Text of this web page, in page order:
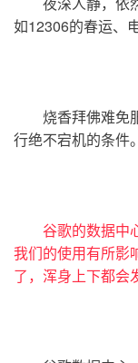
如12306的春运、
行绝不宕机的条件
谷歌的数据中
我们的使用有所影
了，浑身上下都会